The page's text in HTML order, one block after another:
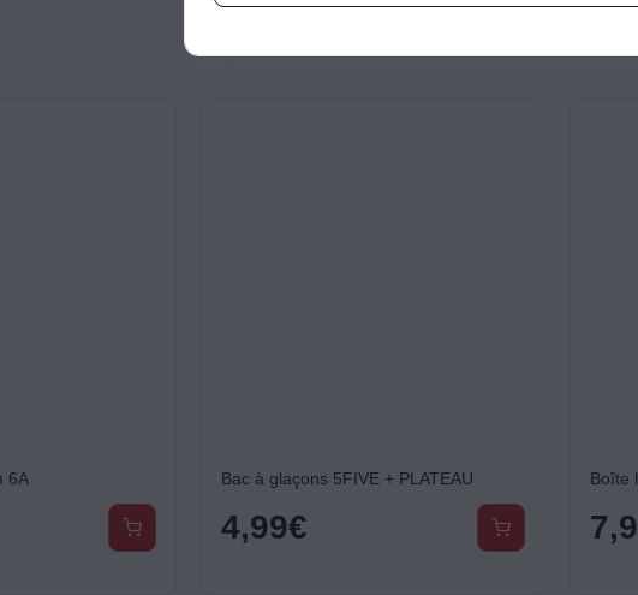
Bac à glaçons 5FIVE + PLATEAU
€ €